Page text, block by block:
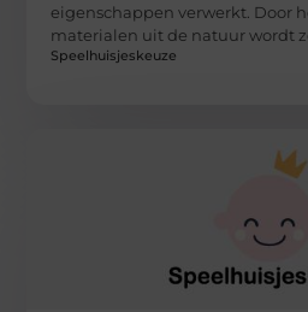
eigenschappen verwerkt. Door
materialen uit de natuur wordt
Speelhuisjeskeuze